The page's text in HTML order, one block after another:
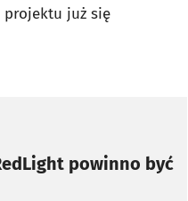
projektu już się
powinno być